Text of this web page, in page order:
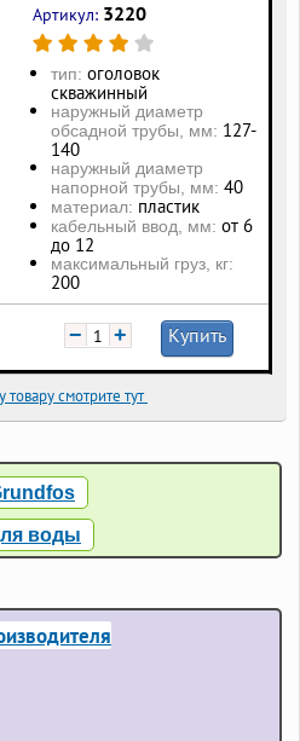
Артикул: 3220
тип: оголовок
скважинный
наружный диаметр
обсадной трубы, мм: 127-
140
наружный диаметр
напорной трубы, мм: 40
материал: пластик
кабельный ввод, мм: от 6
до 12
максимальный груз, кг:
200
− + Купить
смотрите тут
воды